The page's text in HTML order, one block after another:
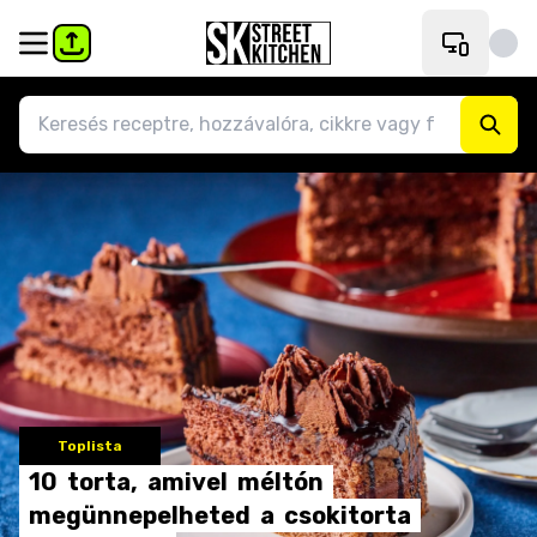
Toplista
10 torta, amivel méltón
megünnepelheted a csokitorta